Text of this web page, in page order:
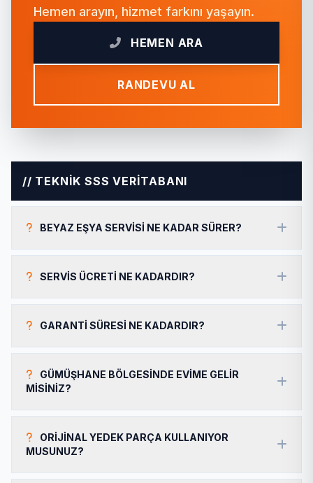
Hemen arayın, hizmet farkını yaşayın.
HEMEN ARA
RANDEVU AL
// TEKNİK SSS VERİTABANI
BEYAZ EŞYA SERVISI NE KADAR SÜRER?
SERVIS ÜCRETI NE KADARDIR?
GARANTI SÜRESI NE KADARDIR?
GÜMÜŞHANE BÖLGESINDE EVIME GELIR
MISINIZ?
ORIJINAL YEDEK PARÇA KULLANIYOR
MUSUNUZ?